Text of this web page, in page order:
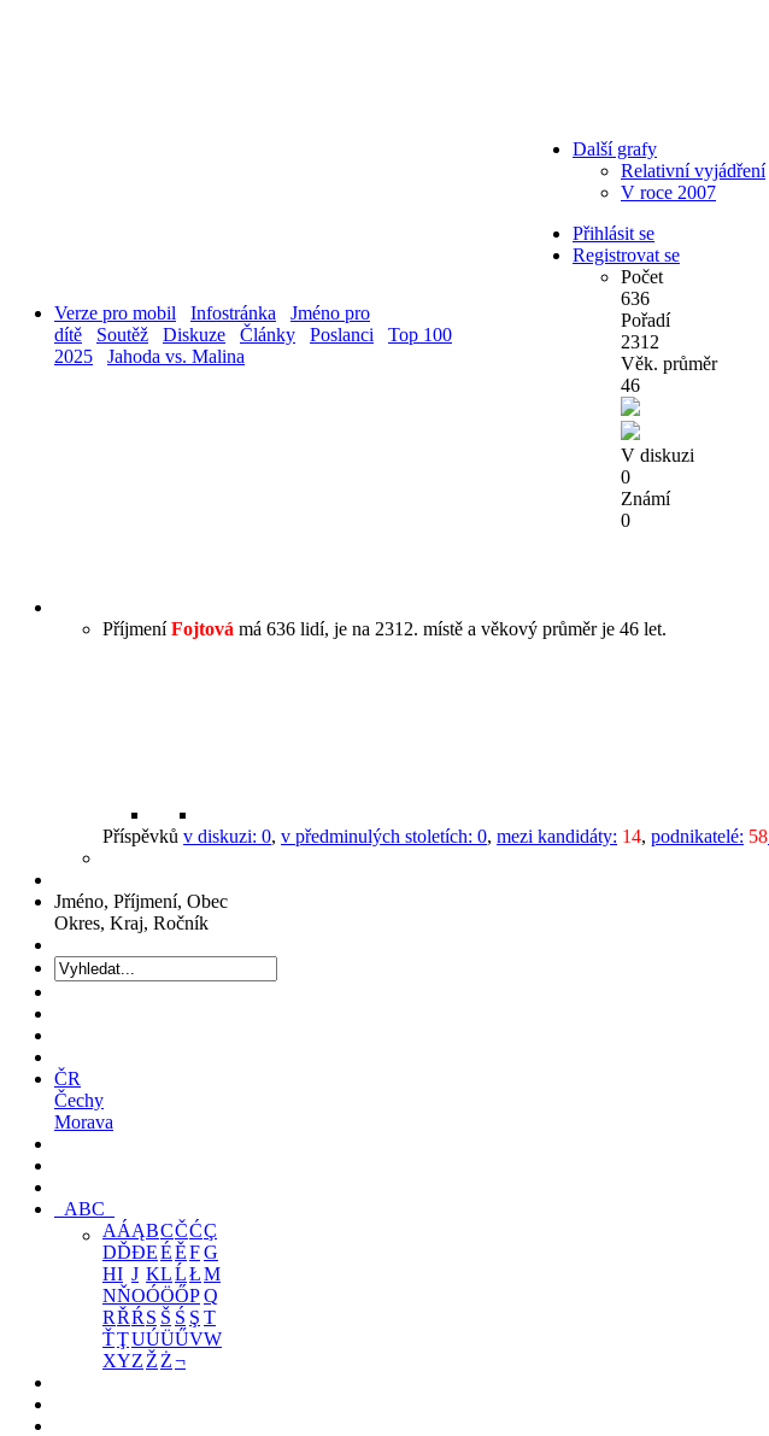
Verze pro mobil Infostránka
Jméno pro
dítě
Soutěž Diskuze Články Poslanci
Top 100
2025
Jahoda vs. Malina
Další grafy
Relativní vyjádření
V roce 2007
Přihlásit se
Registrovat se
Počet
636
Pořadí
2312
Věk. průměr
46
V diskuzi
0
Známí
0
PříjmeníFojtová má 636 lidí, je na 2312. místě a věkový průměr je 46 let.
Příspěvků v diskuzi: 0, v předminulých stoletích: 0, mezi kandidáty: 14, podnikatelé: 58
Jméno, Příjmení, Obec
Okres, Kraj, Ročník
ČR
Čechy
Morava
ABC
AÁĄBCČĆÇ
DĎĐEÉĚFG
HI J KLĹŁM
NŇOÓÖŐPQ
RŘŔ S Š Ś Ş T
ŤŢUÚÜŰVW
XYZ Ž Ż¬